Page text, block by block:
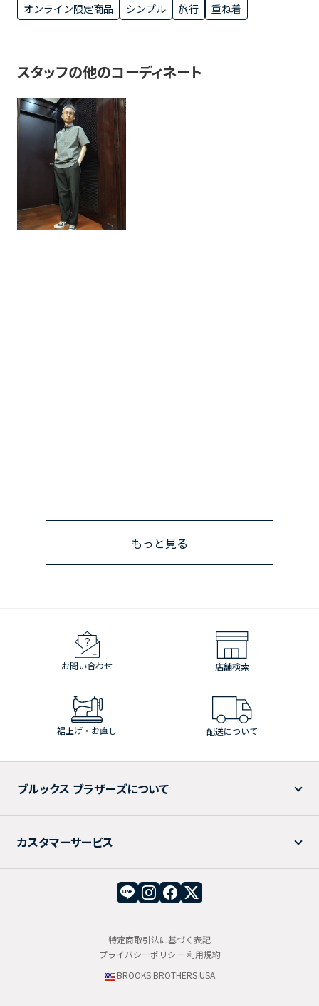
オンライン限定商品
シンプル 旅行 重ね着
スタッフの他のコーディネート
もっと見る
お問い合わせ 店舗検索
裾上げ・お直し 配送について
ブルックス ブラザーズについて
カスタマーサービス
特定商取引法に基づく表記
プライバシーポリシー 利用規約
BROOKS BROTHERS USA